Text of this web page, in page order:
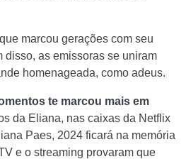
marcou gerações com seu
disso, as emissoras se uniram
homenageada, como adeus.
te marcou mais em
da Eliana, nas caixas da Netflix
Paes, 2024 ficará na memória
e o streaming provaram que